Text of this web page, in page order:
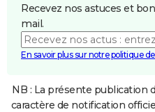
Recevez nos astuces et
mail.
En savoir plus sur notre politique
NB : La présente publication
caractère de notification